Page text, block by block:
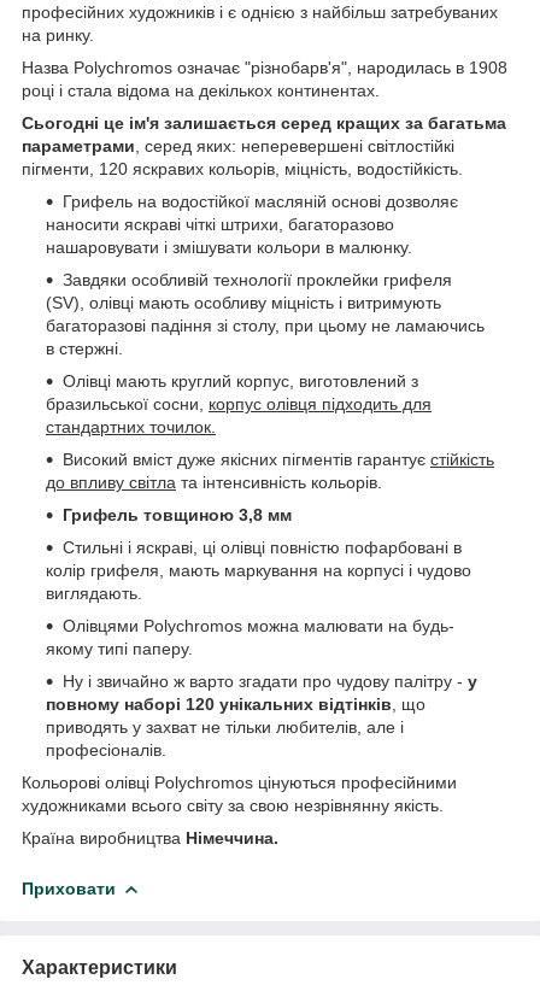
професійних художників і є однією з найбільш затребуваних
на ринку.
Назва Polychromos означає "різнобарв'я", народилась в 1908
році і стала відома на декількох континентах.
Сьогодні це ім'я залишається серед кращих за багатьма
параметрами , серед яких: неперевершені світлостійкі
пігменти, 120 яскравих кольорів, міцність, водостійкість.
Грифель на водостійкої масляній основі дозволяє
наносити яскраві чіткі штрихи, багаторазово
нашаровувати і змішувати кольори в малюнку.
Завдяки особливій технології проклейки грифеля
(SV), олівці мають особливу міцність і витримують
багаторазові падіння зі столу, при цьому не ламаючись
в стержні.
Олівці мають круглий корпус, виготовлений з
бразильської сосни, корпус олівця підходить для
стандартних точилок.
Високий вміст дуже якісних пігментів гарантує стійкість
до впливу світла та інтенсивність кольорів.
Грифель товщиною 3,8 мм
Стильні і яскраві, ці олівці повністю пофарбовані в
колір грифеля, мають маркування на корпусі і чудово
виглядають.
Олівцями Polychromos можна малювати на будь-
якому типі паперу.
Ну і звичайно ж варто згадати про чудову палітру - у
повному наборі 120 унікальних відтінків , що
приводять у захват не тільки любителів, але і
професіоналів.
Кольорові олівці Polychromos цінуються професійними
художниками всього світу за свою незрівнянну якість.
Країна виробництва Німеччина.
Приховати
Характеристики